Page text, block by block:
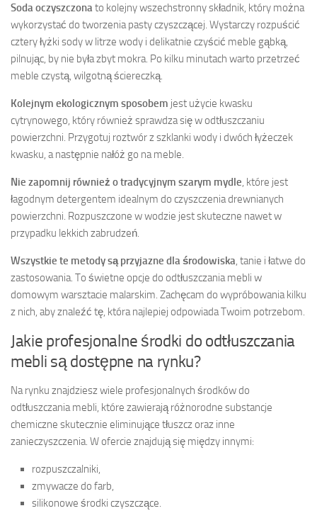
Soda oczyszczonato kolejny wszechstronny składnik, który można
wykorzystać do tworzenia pasty czyszczącej. Wystarczy rozpuścić
cztery łyżki sody w litrze wody i delikatnie czyścić meble gąbką,
pilnując, by nie była zbyt mokra. Po kilku minutach warto przetrzeć
meble czystą, wilgotną ściereczką.
Kolejnym ekologicznym sposobem jest użycie kwasku
cytrynowego, który również sprawdza się w odtłuszczaniu
powierzchni. Przygotuj roztwór z szklanki wody i dwóch łyżeczek
kwasku, a następnie nałóż go na meble.
Nie zapomnij również o tradycyjnym szarym mydle, które jest
łagodnym detergentem idealnym do czyszczenia drewnianych
powierzchni. Rozpuszczone w wodzie jest skuteczne nawet w
przypadku lekkich zabrudzeń.
Wszystkie te metody są przyjazne dla środowiska, tanie i łatwe do
zastosowania. To świetne opcje do odtłuszczania mebli w
domowym warsztacie malarskim. Zachęcam do wypróbowania kilku
z nich, aby znaleźć tę, która najlepiej odpowiada Twoim potrzebom.
Jakie profesjonalne środki do odtłuszczania
mebli są dostępne na rynku?
Na rynku znajdziesz wiele profesjonalnych środków do
odtłuszczania mebli, które zawierają różnorodne substancje
chemiczne skutecznie eliminujące tłuszcz oraz inne
zanieczyszczenia. W ofercie znajdują się między innymi:
rozpuszczalniki,
zmywacze do farb,
silikonowe środki czyszczące.